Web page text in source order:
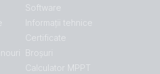
Software
Informații tehnice
Certificate
Broșuri
Calculator MPPT